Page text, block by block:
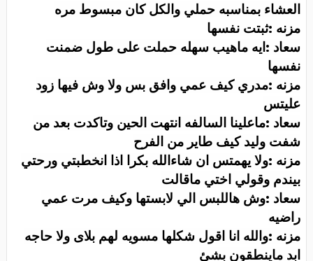
العشاء بمناسبه حملي والكل كان مبسوط مره
مزنه :ثبتت نفسها
سعاد :ايه ماهيب سهله حملت على طول ضمنت
نفسها
مزنه :مدري كيف عمي وافق بس ولا وش فيها زود
عليتس
سعاد :ماعلينا السالفه انتهت الحين وتاكدت بعد من
شفت وليد كيف طاير من الفرح
مزنه :ولا يهمتس ان شاءالله بكرا اذا انخطبتي ورحتي
بيندم وقولي اختي ماقالت
سعاد :وش هاللبس الي لابستها وكيف مرت عمي
راضيه
مزنه :والله انا اقول شكلها مسويه لهم بلاى ولا حاجه
ابد ماينطقون بشئ